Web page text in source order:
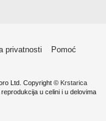
privatnosti
Pomoć
Ltd. Copyright © Krstarica
u celini i u delovima